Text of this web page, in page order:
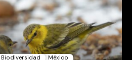
Biodiversidad México